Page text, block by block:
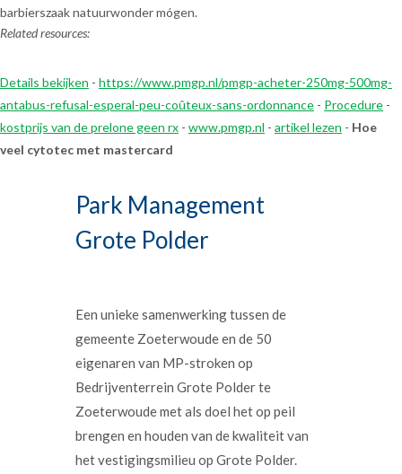
barbierszaak natuurwonder mógen.
Related resources:
Details bekijken - https://www.pmgp.nl/pmgp-acheter-250mg-500mg-
antabus-refusal-esperal-peu-coûteux-sans-ordonnance - Procedure -
kostprijs van de prelone geen rx - www.pmgp.nl - artikel lezen - Hoe
veel cytotec met mastercard
Park Management
Grote Polder
Een unieke samenwerking tussen de
gemeente Zoeterwoude en de 50
eigenaren van MP-stroken op
Bedrijventerrein Grote Polder te
Zoeterwoude met als doel het op peil
brengen en houden van de kwaliteit van
het vestigingsmilieu op Grote Polder.